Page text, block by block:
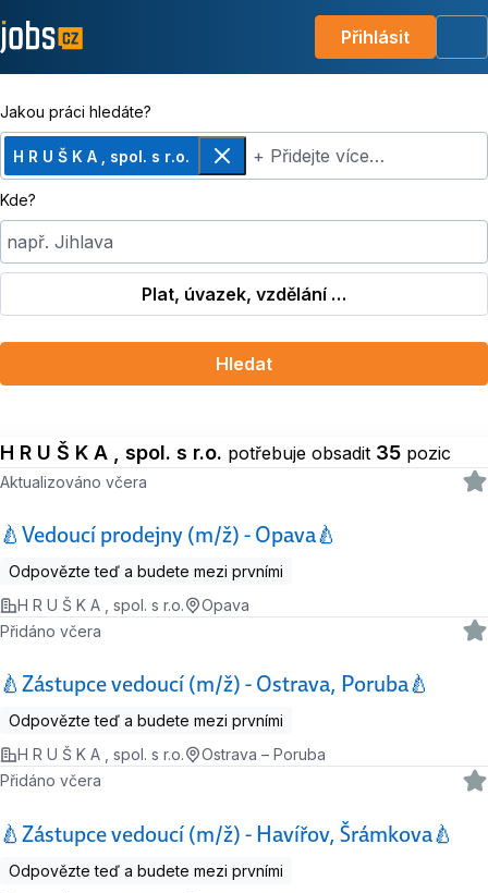
Přihlásit
Jakou práci hledáte?
H R U Š K A , spol. s r.o.
Odebrat+ Přidejte více…
Kde?
např. Jihlava
Plat, úvazek, vzdělání …
Hledat
H R U Š K A , spol. s r.o. potřebuje obsadit 35 pozic
🍐Vedoucí prodejny (m/ž) - Opava🍐
Aktualizováno včera
Odpovězte teď a budete mezi prvními
H R U Š K A , spol. s r.o.
Opava
🍐Zástupce vedoucí (m/ž) - Ostrava, Poruba🍐
Přidáno včera
Odpovězte teď a budete mezi prvními
H R U Š K A , spol. s r.o.
Ostrava – Poruba
🍐Zástupce vedoucí (m/ž) - Havířov, Šrámkova🍐
Přidáno včera
Odpovězte teď a budete mezi prvními